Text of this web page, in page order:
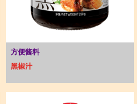
方便酱料
黑椒汁